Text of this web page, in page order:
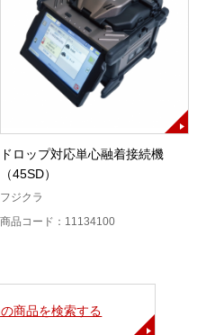
ドロップ対応単心融着接続機
（45SD）
フジクラ
商品コード：11134100
商品を検索する